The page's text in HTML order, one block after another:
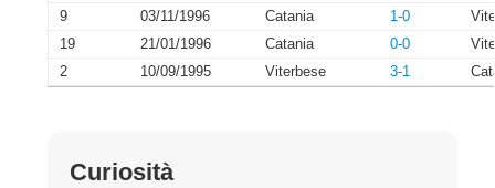
9
03/11/1996 Catania 1-0
19
21/01/1996 Catania 0-0
2
10/09/1995 Viterbese 3-1
Curiosità